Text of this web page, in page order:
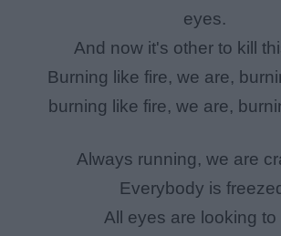
eyes.
And now it's other to kill
Burning like fire, we are,
burning like fire, we are,
Always running, we are
Everybody is
All eyes are looking to